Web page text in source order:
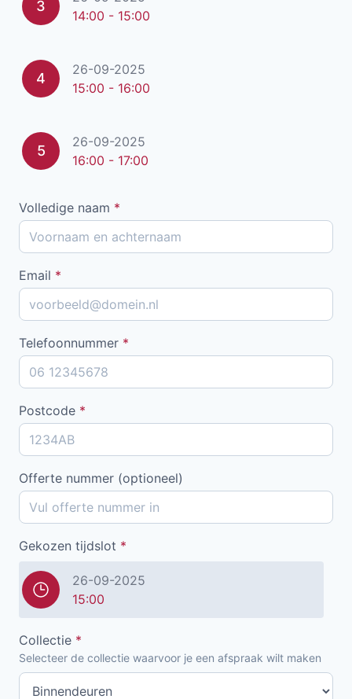
3
14:00 - 15:00
4
26-09-2025
15:00 - 16:00
5
26-09-2025
16:00 - 17:00
Volledige naam *
Email *
Telefoonnummer *
Postcode *
Offerte nummer (optioneel)
Gekozen tijdslot *
26-09-2025
15:00
Collectie *
Selecteer de collectie waarvoor je een afspraak wilt maken